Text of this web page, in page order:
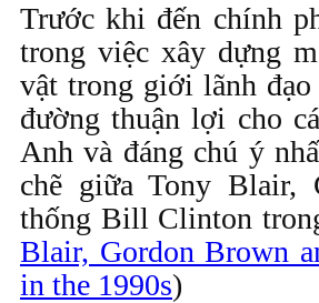
Trước khi đến chính
trong việc xây dựng
vật trong giới lãnh
đường thuận lợi cho
Anh và đáng chú ý
chẽ giữa Tony Blair,
thống Bill Clinton
Blair, Gordon Brown
in the 1990s)